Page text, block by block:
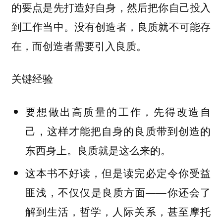
的要点是先打造好自身，然后把你自己投入
到工作当中。没有创造者，良质就不可能存
在，而创造者需要引入良质。
关键经验
要想做出高质量的工作，先得改造自
己，这样才能把自身的良质带到创造的
东西身上。良质就是这么来的。
这本书不好读，但是读完必定令你受益
匪浅，不仅仅是良质方面——你还会了
解到生活，哲学，人际关系，甚至摩托